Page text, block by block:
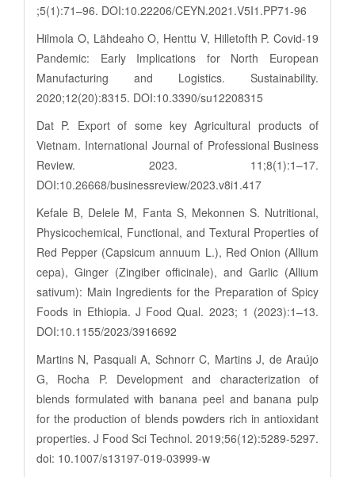
;5(1):71–96. DOI:10.22206/CEYN.2021.V5I1.PP71-96
Hilmola O, Lähdeaho O, Henttu V, Hilletofth P. Covid-19
Pandemic: Early Implications for North European
Manufacturing and Logistics. Sustainability.
2020;12(20):8315. DOI:10.3390/su12208315
Dat P. Export of some key Agricultural products of
Vietnam. International Journal of Professional Business
Review. 2023. 11;8(1):1–17.
DOI:10.26668/businessreview/2023.v8i1.417
Kefale B, Delele M, Fanta S, Mekonnen S. Nutritional,
Physicochemical, Functional, and Textural Properties of
Red Pepper (Capsicum annuum L.), Red Onion (Allium
cepa), Ginger (Zingiber officinale), and Garlic (Allium
sativum): Main Ingredients for the Preparation of Spicy
Foods in Ethiopia. J Food Qual. 2023; 1 (2023):1–13.
DOI:10.1155/2023/3916692
Martins N, Pasquali A, Schnorr C, Martins J, de Araújo
G, Rocha P. Development and characterization of
blends formulated with banana peel and banana pulp
for the production of blends powders rich in antioxidant
properties. J Food Sci Technol. 2019;56(12):5289-5297.
doi: 10.1007/s13197-019-03999-w